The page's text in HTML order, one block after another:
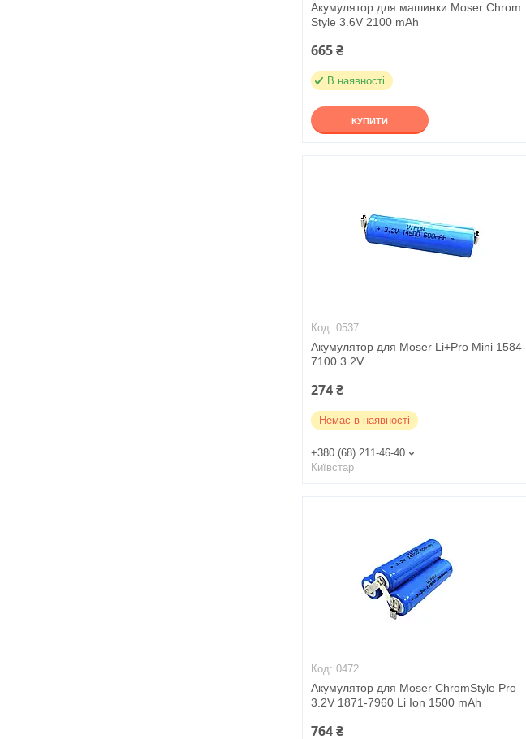
Акумулятор для машинки Moser Chrom
Style 3.6V 2100 mAh
665 ₴
В наявності
КУПИТИ
0537
Акумулятор для Moser Li+Pro Mini 1584-
7100 3.2V
274 ₴
Немає в наявності
+380 (68) 211-46-40
Київстар
0472
Акумулятор для Moser ChromStyle Pro
3.2V 1871-7960 Li Ion 1500 mAh
764 ₴